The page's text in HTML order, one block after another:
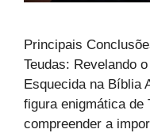
Principais
Teudas: Revelando
Esquecida na Bíblia
figura enigmática de
compreender a